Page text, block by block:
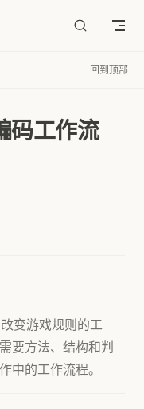
回到顶部
码工作流
变游戏规则的工
要方法、结构和判
中的工作流程。